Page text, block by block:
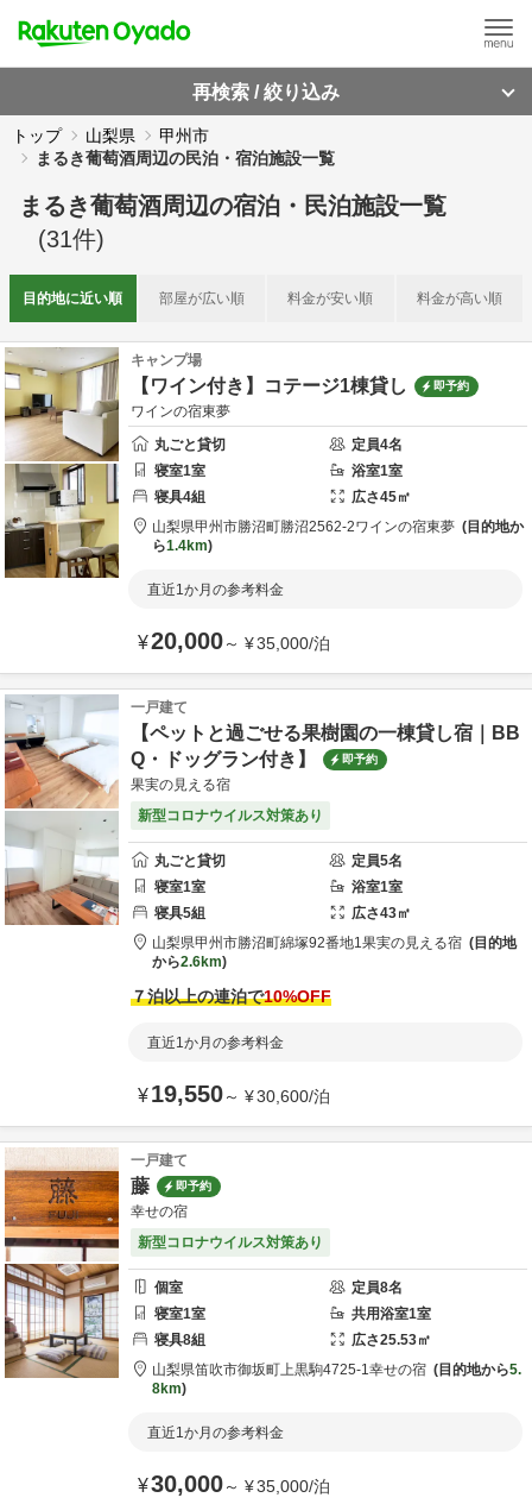
再検索 / 絞り込み
トップ 山梨県
甲州市
まるき葡萄酒周辺の民泊・宿泊施設一覧
まるき葡萄酒周辺の宿泊・民泊施設一覧
(31件)
目的地に近い順 部屋が広い順 料金が安い順 料金が高い順
キャンプ場
【ワイン付き】コテージ1棟貸し 即予約
ワインの宿東夢
丸ごと貸切
定員4名
寝室1室 浴室1室
寝具4組 広さ45㎡
山梨県甲州市勝沼町勝沼2562-2ワインの宿東夢
目的地か
ら1.4km
直近1か月の参考料金
¥20,000～ ¥35,000/泊
一戸建て
【ペットと過ごせる果樹園の一棟貸し宿｜BB
Q・ドッグラン付き】
即予約
果実の見える宿
新型コロナウイルス対策あり
丸ごと貸切 定員5名
寝室1室 浴室1室
寝具5組 広さ43㎡
山梨県甲州市勝沼町綿塚92番地1果実の見える宿
目的地
から2.6km
７泊以上の連泊で10%OFF
直近1か月の参考料金
¥19,550～ ¥30,600/泊
一戸建て
藤 即予約
幸せの宿
新型コロナウイルス対策あり
個室 定員8名
寝室1室 共用浴室1室
寝具8組 広さ25.53㎡
山梨県笛吹市御坂町上黒駒4725-1幸せの宿 目的地から5.
8km
直近1か月の参考料金
¥30,000～ ¥35,000/泊